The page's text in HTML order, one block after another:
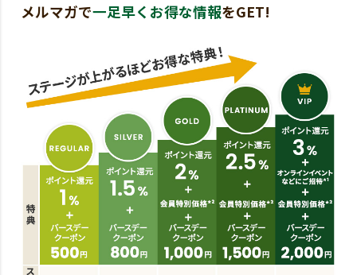
メルマガで一足早くお得な情報をGET!